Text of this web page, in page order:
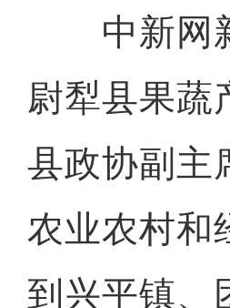
中新网新
尉犁县果蔬
县政协副主
农业农村和
到兴平镇、